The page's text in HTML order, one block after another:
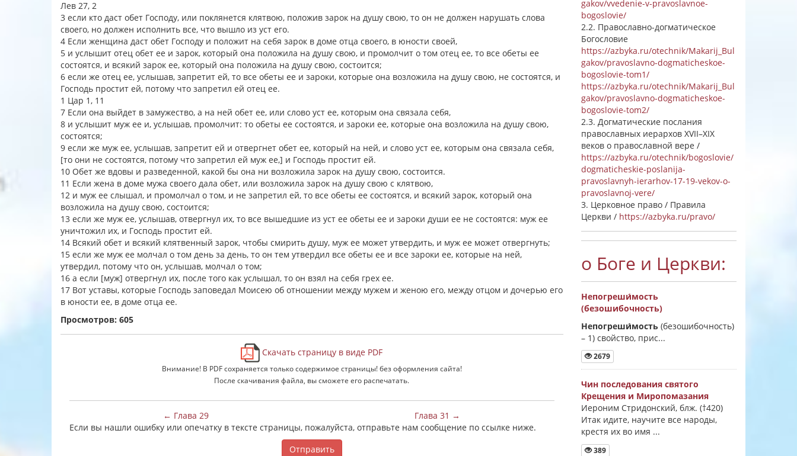
Лев 27, 2
3 если кто даст обет Господу, или поклянется клятвою, положив зарок на душу свою, то он не должен нарушать слова
своего, но должен исполнить все, что вышло из уст его.
4 Если женщина даст обет Господу и положит на себя зарок в доме отца своего, в юности своей,
5 и услышит отец обет ее и зарок, который она положила на душу свою, и промолчит о том отец ее, то все обеты ее
состоятся, и всякий зарок ее, который она положила на душу свою, состоится;
6 если же отец ее, услышав, запретит ей, то все обеты ее и зароки, которые она возложила на душу свою, не состоятся, и
Господь простит ей, потому что запретил ей отец ее.
1 Цар 1, 11
7 Если она выйдет в замужество, а на ней обет ее, или слово уст ее, которым она связала себя,
8 и услышит муж ее и, услышав, промолчит: то обеты ее состоятся, и зароки ее, которые она возложила на душу свою,
состоятся;
9 если же муж ее, услышав, запретит ей и отвергнет обет ее, который на ней, и слово уст ее, которым она связала себя,
[то они не состоятся, потому что запретил ей муж ее,] и Господь простит ей.
10 Обет же вдовы и разведенной, какой бы она ни возложила зарок на душу свою, состоится.
11 Если жена в доме мужа своего дала обет, или возложила зарок на душу свою с клятвою,
12 и муж ее слышал, и промолчал о том, и не запретил ей, то все обеты ее состоятся, и всякий зарок, который она
возложила на душу свою, состоится;
13 если же муж ее, услышав, отвергнул их, то все вышедшие из уст ее обеты ее и зароки души ее не состоятся: муж ее
уничтожил их, и Господь простит ей.
14 Всякий обет и всякий клятвенный зарок, чтобы смирить душу, муж ее может утвердить, и муж ее может отвергнуть;
15 если же муж ее молчал о том день за день, то он тем утвердил все обеты ее и все зароки ее, которые на ней,
утвердил, потому что он, услышав, молчал о том;
16 а если [муж] отвергнул их, после того как услышал, то он взял на себя грех ее.
17 Вот уставы, которые Господь заповедал Моисею об отношении между мужем и женою его, между отцом и дочерью его
в юности ее, в доме отца ее.
Просмотров: 605
Скачать страницу в виде PDF
Внимание! В PDF сохраняется только содержимое страницы! без оформления сайта!
После скачивания файла, вы сможете его распечатать.
← Глава 29
Глава 31 →
Если вы нашли ошибку или опечатку в тексте страницы, пожалуйста, отправьте нам сообщение по ссылке ниже.
Отправить
gakov/vvedenie-v-pravoslavnoe-
bogoslovie/
2.2. Православно-догматическое
Богословие
https://azbyka.ru/otechnik/Makarij_Bul
gakov/pravoslavno-dogmaticheskoe-
bogoslovie-tom1/
https://azbyka.ru/otechnik/Makarij_Bul
gakov/pravoslavno-dogmaticheskoe-
bogoslovie-tom2/
2.3. Догматические послания
православных иерархов XVII–XIX
веков о православной вере /
https://azbyka.ru/otechnik/bogoslovie/
dogmaticheskie-poslanija-
pravoslavnyh-ierarhov-17-19-vekov-o-
pravoslavnoj-vere/
3. Церковное право / Правила
Церкви / https://azbyka.ru/pravo/
о Боге и Церкви:
Непогреши́мость
(безошибочность)
Непогреши́мость (безошибочность)
–1) свойство, прис...
2679
Чин последования святого
Крещения и Миропомазания
Иероним Стридонский, блж. (†420)
Итак идите, научите все народы,
крестя их во имя ...
389